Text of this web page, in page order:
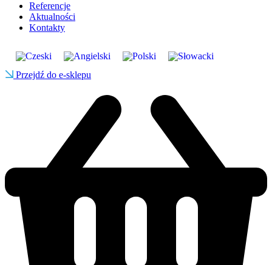
Referencje
Aktualności
Kontakty
Przejdź do e-sklepu